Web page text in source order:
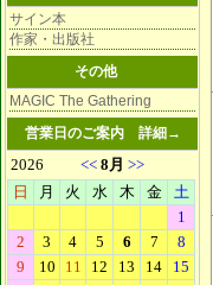
サイン本
作家・出版社
その他
MAGIC The Gathering
営業日のご案内 詳細→